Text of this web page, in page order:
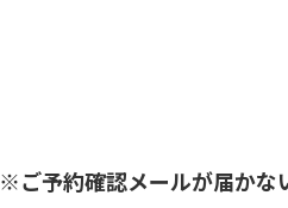
※ご予約確認メールが届かな